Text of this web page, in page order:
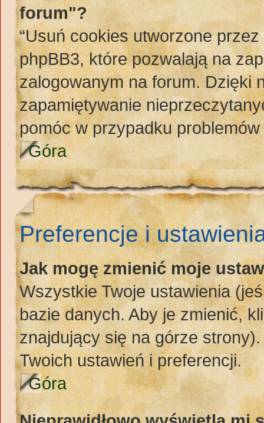
forum"?
“Usuń cookies utworzone
phpBB3, które pozwalają na
zalogowanym na forum. Dzięki
zapamiętywanie
pomóc w przypadku
Góra
Preferencje i
Jak mogę zmienić moje
Wszystkie Twoje ustawienia
bazie danych. Aby je zmienić,
znajdujący się na górze
Twoich ustawień i preferencji.
Góra